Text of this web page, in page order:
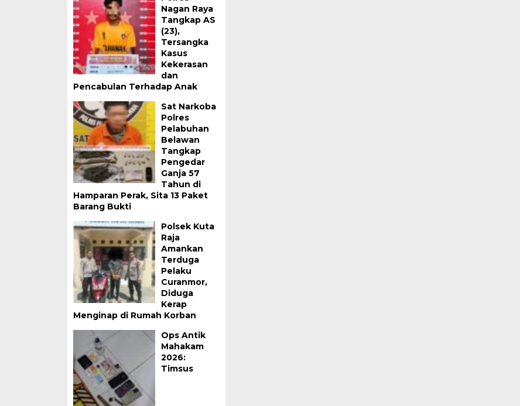
Nagan Raya
Tangkap AS
(23),
Tersangka
Kasus
Kekerasan
dan
Pencabulan Terhadap Anak
Sat Narkoba
Polres
Pelabuhan
Belawan
Tangkap
Pengedar
Ganja 57
Tahun di
Hamparan Perak, Sita 13 Paket
Barang Bukti
Polsek Kuta
Raja
Amankan
Terduga
Pelaku
Curanmor,
Diduga
Kerap
Menginap di Rumah Korban
Ops Antik
Mahakam
2026:
Timsus